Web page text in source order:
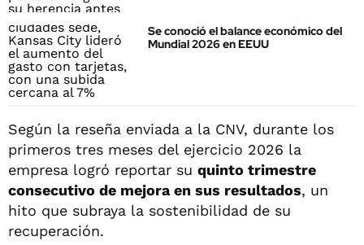
Se conoció el balance económico del
Mundial 2026 en EEUU
Según la reseña enviada a la CNV, durante los
primeros tres meses del ejercicio 2026 la
empresa logró reportar su quinto trimestre
consecutivo de mejora en sus resultados, un
hito que subraya la sostenibilidad de su
recuperación.